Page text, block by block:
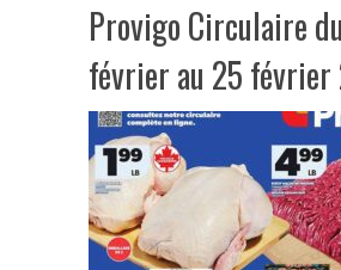
Provigo Circulaire
février au 25